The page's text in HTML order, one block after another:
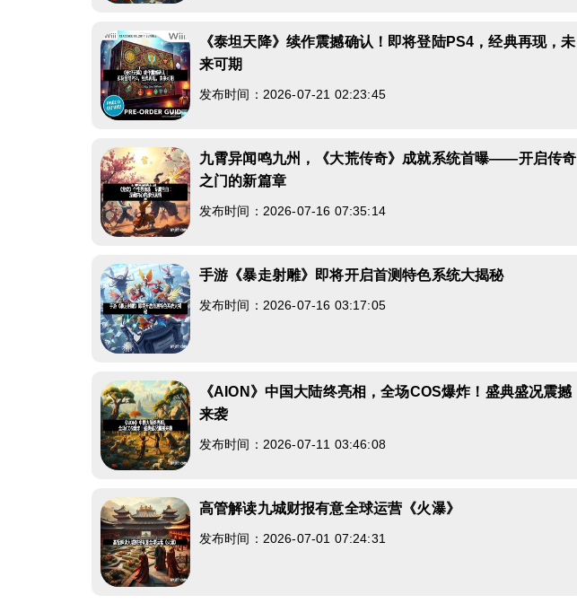
《泰坦天降》续作震撼确认！即将登陆PS4，经典再现，未
来可期
发布时间：2026-07-21 02:23:45
九霄异闻鸣九州，《大荒传奇》成就系统首曝——开启传奇
之门的新篇章
发布时间：2026-07-16 07:35:14
手游《暴走射雕》即将开启首测特色系统大揭秘
发布时间：2026-07-16 03:17:05
《AION》中国大陆终亮相，全场COS爆炸！盛典盛况震撼
来袭
发布时间：2026-07-11 03:46:08
高管解读九城财报有意全球运营《火瀑》
发布时间：2026-07-01 07:24:31